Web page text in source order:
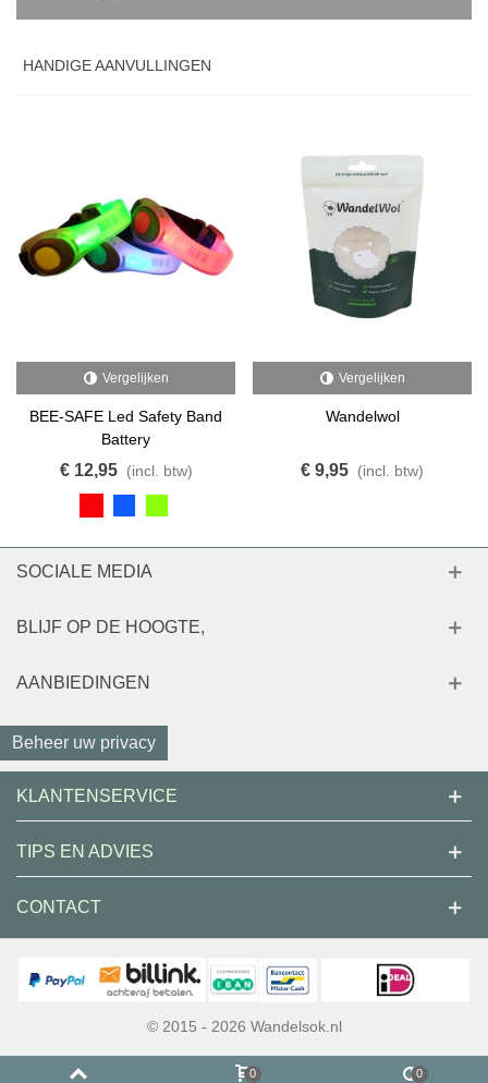
HANDIGE AANVULLINGEN
Vergelijken
BEE-SAFE Led Safety Band
Battery
€ 12,95 (incl. btw)
Vergelijken
Wandelwol
€ 9,95 (incl. btw)
SOCIALE MEDIA
BLIJF OP DE HOOGTE,
AANBIEDINGEN
Beheer uw privacy
KLANTENSERVICE
TIPS EN ADVIES
CONTACT
© 2015 - 2026 Wandelsok.nl
0 0